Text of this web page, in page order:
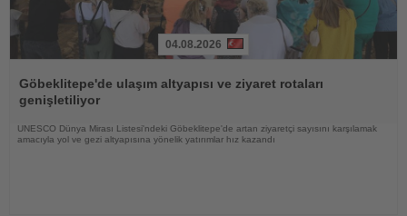
Oku
04.08.2026
Göbeklitepe'de ulaşım altyapısı ve ziyaret rotaları
genişletiliyor
UNESCO Dünya Mirası Listesi'ndeki Göbeklitepe'de artan ziyaretçi sayısını karşılamak
amacıyla yol ve gezi altyapısına yönelik yatırımlar hız kazandı